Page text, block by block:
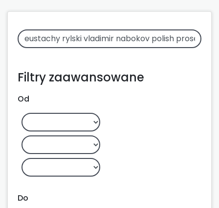
Filtry zaawansowane
Od
Do